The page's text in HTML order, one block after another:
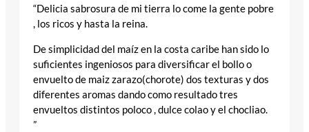
“Delicia sabrosura de mi tierra lo come la gente pobre
, los ricos y hasta la reina.
De simplicidad del maíz en la costa caribe han sido lo
suficientes ingeniosos para diversificar el bollo o
envuelto de maiz zarazo(chorote) dos texturas y dos
diferentes aromas dando como resultado tres
envueltos distintos poloco , dulce colao y el chocliao.
”